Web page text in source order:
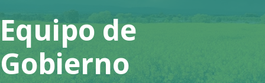
Equipo de
Gobierno